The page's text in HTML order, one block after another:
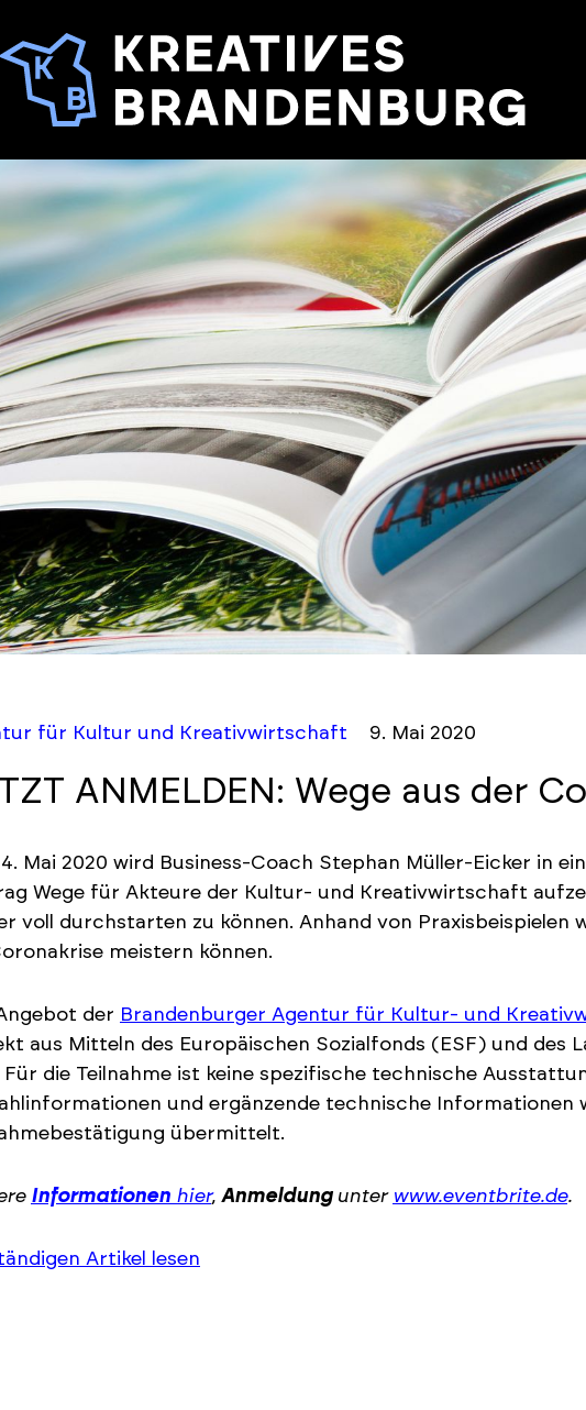
für Kultur und Kreativwirtschaft 9. Mai 2020
ANMELDEN: Wege aus der
Mai 2020 wird Business-Coach Stephan Müller-Eicker in
Wege für Akteure der Kultur- und Kreativwirtschaft
voll durchstarten zu können. Anhand von Praxisbeispielen
meistern können.
der Brandenburger Agentur für Kultur- und
aus Mitteln des Europäischen Sozialfonds (ESF) und des
Für die Teilnahme ist keine spezifische technische
und ergänzende technische Informationen
übermittelt.
Informationen hier, Anmeldung unter www.eventbrite.de.
Artikel lesen